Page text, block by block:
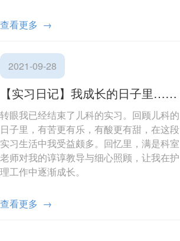
查看更多 →
2021-09-28
【实习日记】我成长的日子里……
转眼我已经结束了儿科的实习。回顾儿科的
日子里，有苦更有乐，有酸更有甜，在这段
实习生活中我受益颇多。回忆里，满是科室
老师对我的谆谆教导与细心照顾，让我在护
理工作中逐渐成长。
查看更多 →